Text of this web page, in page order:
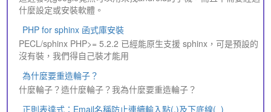
什麼設定或安裝軟體。
PHP for sphinx 函式庫安裝
PECL/sphinx PHP>= 5.2.2 已經能原生支援 sphinx，可是預設的
沒有裝，我們得自己裝才能用
為什麼要重造輪子？
什麼輪子？造什麼輪子？我為什麼要重造輪子？
正則表達式：Email名稱防止連續輸入點(.)及下底線(_)